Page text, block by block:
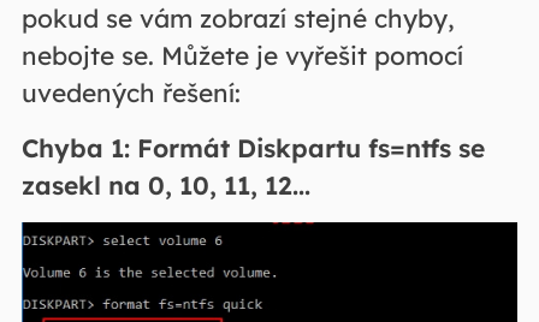
pokud se vám zobrazí stejné chyby,
nebojte se. Můžete je vyřešit pomocí
uvedených řešení:
Chyba 1: Formát Diskpartu fs=ntfs se
zasekl na 0, 10, 11, 12...